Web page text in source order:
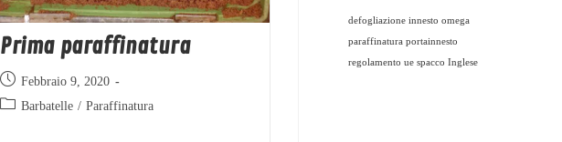
Prima paraffinatura
Febbraio 9, 2020
Barbatelle / Paraffinatura
defogliazione innesto omega
paraffinatura portainnesto
regolamento ue spacco Inglese